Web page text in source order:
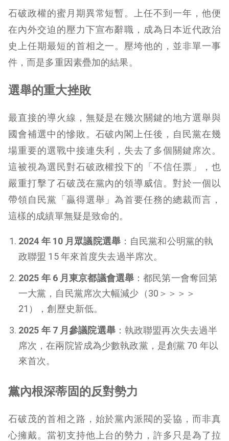
石破政權的蜜月期異常短暫。上任不到一年，他便
在內外交迫的壓力下宣布辭職，成為日本近代政治
史上任期最短的首相之一。壓垮他的，並非單一事
件，而是多重因素疊加的結果。
選舉的重大挫敗
最直接的導火線，無疑是在幾次關鍵的地方選舉與
國會補選中的慘敗。石破內閣上任後，自民黨在幾
場重要的選戰中接連失利，失去了多個關鍵席次。
這被視為選民對石破政權投下的「不信任票」，也
嚴重打擊了石破茂在黨內的領導威信。對於一個以
帶領自民黨「贏得選舉」為首要任務的總裁而言，
這樣的成績單無疑是致命的。
2024 年 10 月眾議院選舉：自民黨和公明黨的執
政聯盟 15 年來首度失去過半席次。
2025 年 6 月東京都議會選舉 ：都民第一會奪回第
一大黨，自民黨席次大幅減少（30＞＞＞＞
21），創歷史新低。
2025 年 7 月參議院選舉：執政聯盟再次失去過半
席次，在兩院皆成為少數執政黨，是創黨 70 年以
來首次。
黨內根深蒂固的反對勢力
石破茂的首相之路，始於黨內派閥的妥協，而非真
心擁戴。當初支持他上台的勢力，許多只是為了拉